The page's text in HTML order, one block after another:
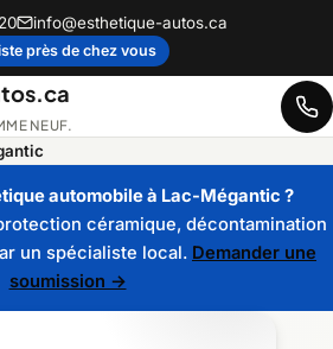
info@esthetique-autos.ca
près de chez vous
NEUF.
automobile à Lac-Mégantic ?
céramique, décontamination
un spécialiste local. Demander une
soumission →